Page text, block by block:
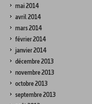
mai 2014
avril 2014
mars 2014
février 2014
janvier 2014
décembre 2013
novembre 2013
octobre 2013
septembre 2013